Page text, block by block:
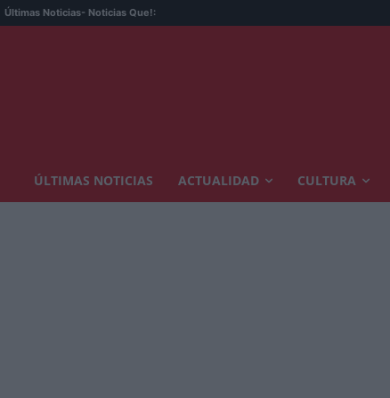
Últimas Noticias- Noticias Que!:
ÚLTIMAS NOTICIAS ACTUALIDAD CULTURA